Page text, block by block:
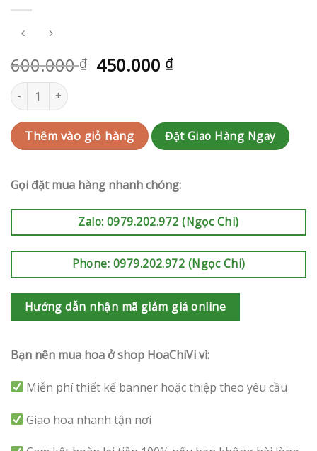
600.000₫ 450.000 ₫
Hoa cưới Quận 10 | QC-HCVBKT26 số lượng
Thêm vào giỏ hàng Đặt Giao Hàng Ngay
Gọi đặt mua hàng nhanh chóng:
Zalo: 0979.202.972 (Ngọc Chi)
Phone: 0979.202.972 (Ngọc Chi)
Hướng dẫn nhận mã giảm giá online
Bạn nên mua hoa ở shop HoaChiVi vì:
Miễn phí thiết kế banner hoặc thiệp theo yêu cầu
Giao hoa nhanh tận nơi